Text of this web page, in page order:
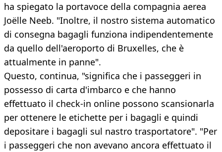
ha spiegato la portavoce della compagnia aerea
Joëlle Neeb. "Inoltre, il nostro sistema automatico
di consegna bagagli funziona indipendentemente
da quello dell'aeroporto di Bruxelles, che è
attualmente in panne".
Questo, continua, "significa che i passeggeri in
possesso di carta d'imbarco e che hanno
effettuato il check-in online possono scansionarla
per ottenere le etichette per i bagagli e quindi
depositare i bagagli sul nastro trasportatore". "Per
i passeggeri che non avevano ancora effettuato il